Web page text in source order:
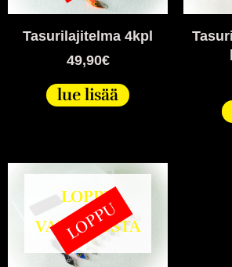
Tasurilajitelma 4kpl
49,90€
lue lisää
LOPPU
VARASTOSTA
LOPPU